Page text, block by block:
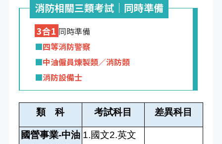
消防相關三類考試｜同時準備
3合1 同時準備
■四等消防警察
■中油僱員煉製類／消防類
■消防設備士
類 科 考試科目 差異科目
國營事業-中油 1.國文2.英文